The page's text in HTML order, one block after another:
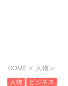
HOME > 人物 >
人物
ビジネス